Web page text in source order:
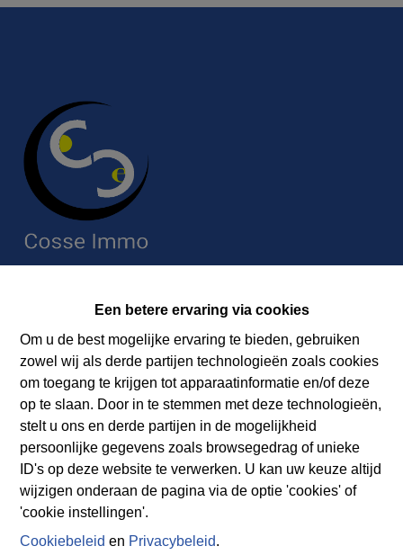
Een betere ervaring via cookies
Om u de best mogelijke ervaring te bieden, gebruiken
zowel wij als derde partijen technologieën zoals cookies
om toegang te krijgen tot apparaatinformatie en/of deze
op te slaan. Door in te stemmen met deze technologieën,
stelt u ons en derde partijen in de mogelijkheid
persoonlijke gegevens zoals browsegedrag of unieke
ID's op deze website te verwerken. U kan uw keuze altijd
wijzigen onderaan de pagina via de optie 'cookies' of
'cookie instellingen'.
Cookiebeleid en Privacybeleid.
Rue Jean de Bohême 5
ARDENNES 6940 DURBUY
Tel.:
+32 86 218080
E-mail:
info@cosseimmo.be